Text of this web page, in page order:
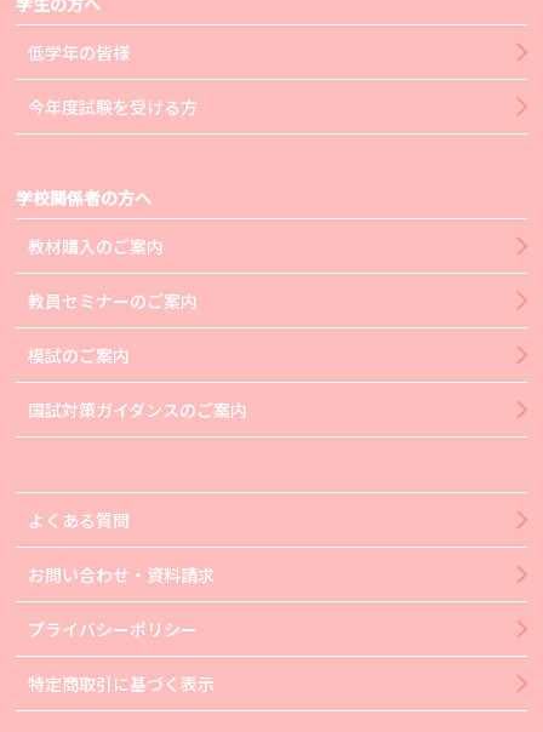
低学年の皆様
今年度試験を受ける方
学校関係者の方へ
教材購入のご案内
教員セミナーのご案内
模試のご案内
国試対策ガイダンスのご案内
よくある質問
お問い合わせ・資料請求
プライバシーポリシー
特定商取引に基づく表示